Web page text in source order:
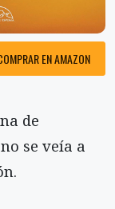
EN AMAZON
de
se veía a